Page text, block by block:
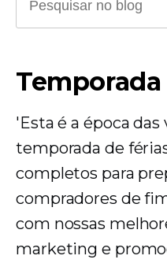
'Esta é a época
temporada de
completos para
compradores de
com nossas
marketing e